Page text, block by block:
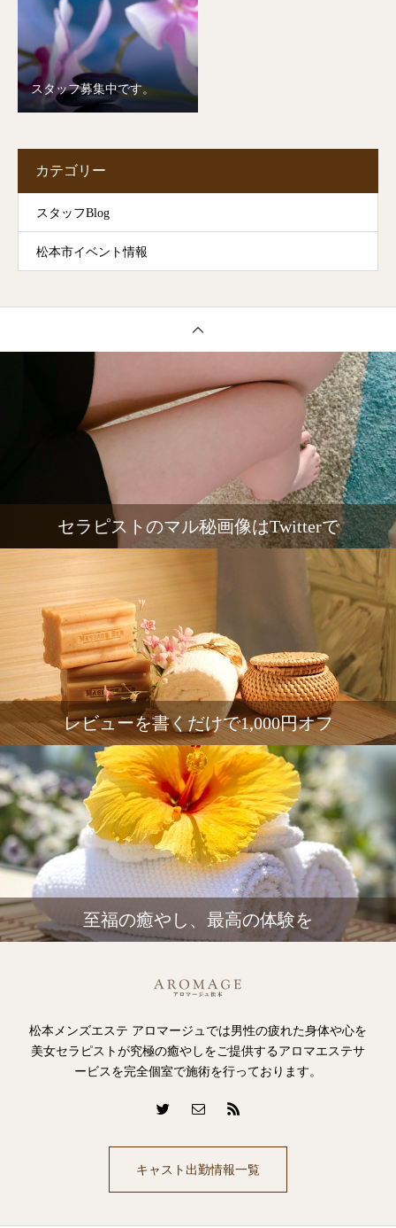
スタッフ募集中です。
カテゴリー
スタッフBlog
松本市イベント情報
セラピストのマル秘画像はTwitterで
レビューを書くだけで1,000円オフ
至福の癒やし、最高の体験を
松本メンズエステ アロマージュでは男性の疲れた身体や心を
美女セラピストが究極の癒やしをご提供するアロマエステサ
ービスを完全個室で施術を行っております。
キャスト出勤情報一覧